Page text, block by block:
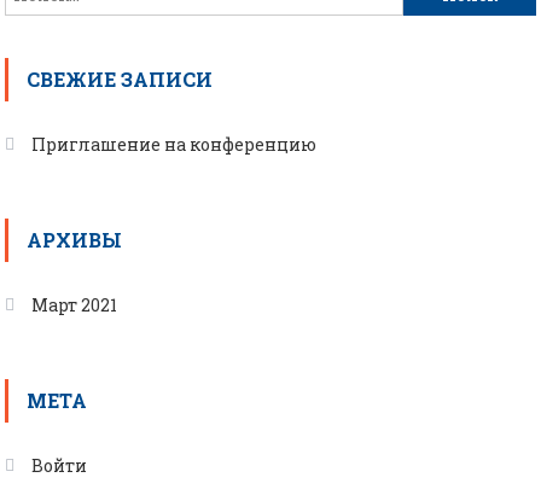
СВЕЖИЕ ЗАПИСИ
Приглашение на конференцию
АРХИВЫ
Март 2021
META
Войти